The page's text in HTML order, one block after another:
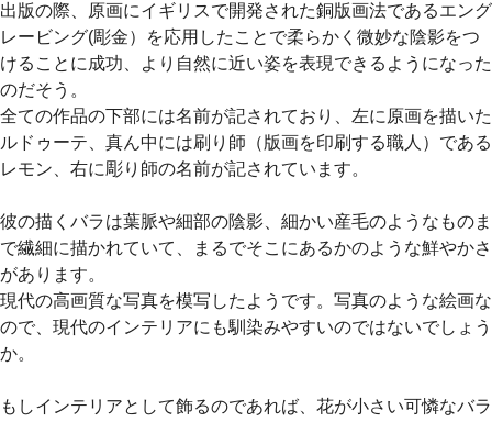
出版の際、原画にイギリスで開発された銅版画法であるエング
レービング(彫金）を応用したことで柔らかく微妙な陰影をつ
けることに成功、より自然に近い姿を表現できるようになった
のだそう。
全ての作品の下部には名前が記されており、左に原画を描いた
ルドゥーテ、真ん中には刷り師（版画を印刷する職人）である
レモン、右に彫り師の名前が記されています。
彼の描くバラは葉脈や細部の陰影、細かい産毛のようなものま
で繊細に描かれていて、まるでそこにあるかのような鮮やかさ
があります。
現代の高画質な写真を模写したようです。写真のような絵画な
ので、現代のインテリアにも馴染みやすいのではないでしょう
か。
もしインテリアとして飾るのであれば、花が小さい可憐なバラ